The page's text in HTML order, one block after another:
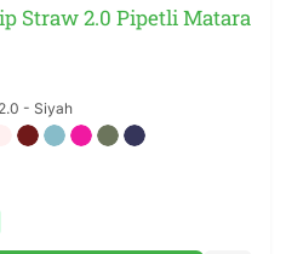
Straw 2.0 Pipetli Matara
- Siyah